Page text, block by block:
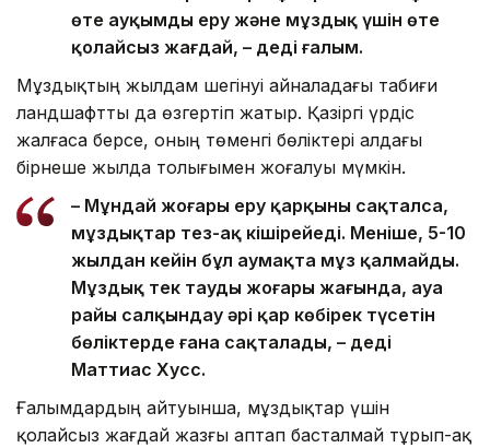
өте ауқымды еру және мұздық үшін өте
қолайсыз жағдай, – деді ғалым.
Мұздықтың жылдам шегінуі айналадағы табиғи
ландшафтты да өзгертіп жатыр. Қазіргі үрдіс
жалғаса берсе, оның төменгі бөліктері алдағы
бірнеше жылда толығымен жоғалуы мүмкін.
– Мұндай жоғары еру қарқыны сақталса,
мұздықтар тез-ақ кішірейеді. Меніңше, 5-10
жылдан кейін бұл аумақта мұз қалмайды.
Мұздық тек таудың жоғары жағында, ауа
райы салқындау әрі қар көбірек түсетін
бөліктерде ғана сақталады, – деді
Маттиас Хусс.
Ғалымдардың айтуынша, мұздықтар үшін
қолайсыз жағдай жазғы аптап басталмай тұрып-ақ